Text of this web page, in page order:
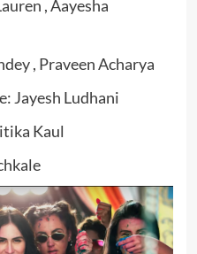
, Aayesha
, Praveen Acharya
Jayesh Ludhani
Kaul